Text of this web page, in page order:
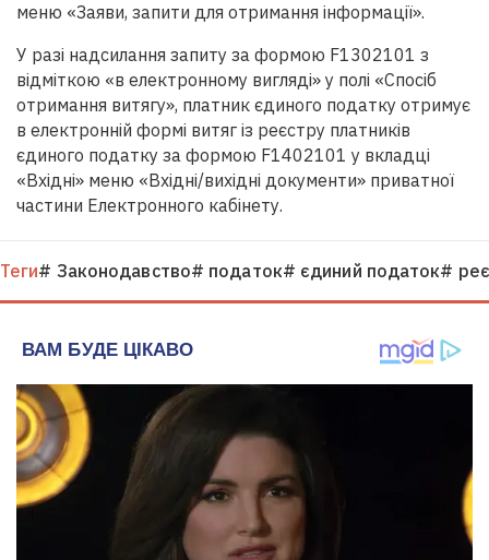
меню «Заяви, запити для отримання інформації».
У разі надсилання запиту за формою F1302101 з
відміткою «в електронному вигляді» у полі «Спосіб
отримання витягу», платник єдиного податку отримує
в електронній формі витяг із реєстру платників
єдиного податку за формою F1402101 у вкладці
«Вхідні» меню «Вхідні/вихідні документи» приватної
частини Електронного кабінету.
Теги# Законодавство# податок# єдиний податок#